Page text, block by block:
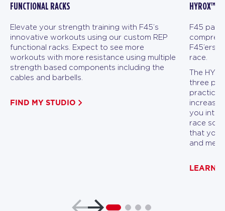
FUNCTIONAL RACKS
Elevate your strength training with F45’s
innovative workouts using our custom REP
functional racks. Expect to see more
workouts with more resistance using multiple
strength based components including the
cables and barbells.
FIND MY STUDIO
HYROX™
F45
F45’ers
race.
The
three
you into
race
that you
and
LEARN